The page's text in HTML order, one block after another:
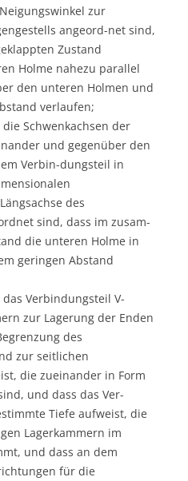
zur
angeord-net sind,
Zustand
Holme nahezu parallel
den unteren Holmen und
verlaufen;
Schwenkachsen der
und gegenüber den
Verbin-dungsteil in
des
sind, dass im zusam-
die unteren Holme in
geringen Abstand
Verbindungsteil V-
zur Lagerung der Enden
des
zur seitlichen
die zueinander in Form
und dass das Ver-
Tiefe aufweist, die
Lagerkammern im
und dass an dem
für die